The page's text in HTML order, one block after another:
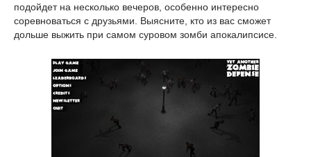
подойдет на несколько вечеров, особенно интересно
соревноваться с друзьями. Выясните, кто из вас сможет
дольше выжить при самом суровом зомби апокалипсисе.